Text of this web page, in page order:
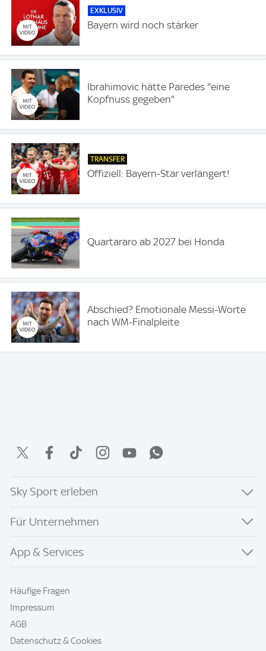
EXKLUSIV
Bayern wird noch stärker
Ibrahimovic hätte Paredes "eine
Kopfnuss gegeben"
TRANSFER
Offiziell: Bayern-Star verlängert!
Quartararo ab 2027 bei Honda
Abschied? Emotionale Messi-Worte
nach WM-Finalpleite
Sky Sport erleben
Für Unternehmen
App & Services
Häufige Fragen
Impressum
AGB
Datenschutz & Cookies